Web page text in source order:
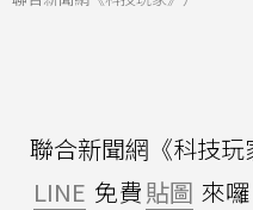
聯合新聞網《科技
LINE 免費貼圖 來